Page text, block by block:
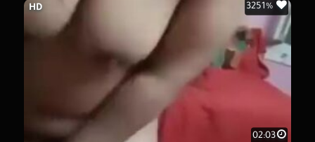
02:03
HD 3251%